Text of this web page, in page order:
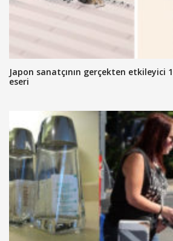
Japon sanatçının gerçekten etkileyici
eseri